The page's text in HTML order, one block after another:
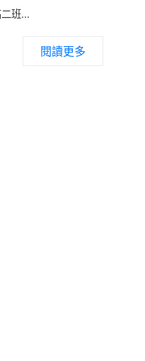
二班…
閱讀更多